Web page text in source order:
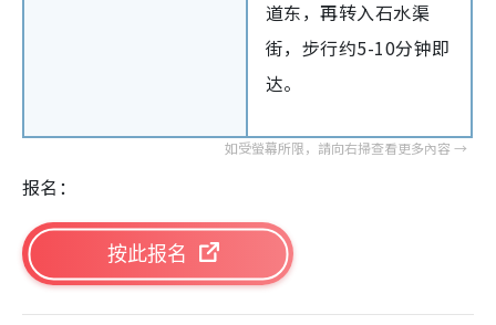
道东，再转入石水渠
街，步行约5-10分钟即
达。
报名：
按此报名